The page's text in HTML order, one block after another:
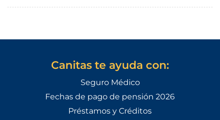
Canitas te ayuda con:
Seguro Médico
Fechas de pago de pensión 2026
Préstamos y Créditos